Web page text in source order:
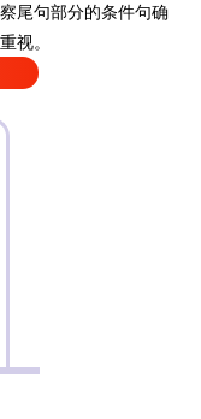
尾句部分的条件句确
视。